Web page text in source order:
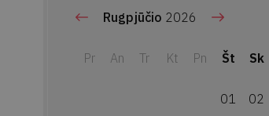
Rugpjūčio 2026
Pr An Tr Kt Pn Št Sk
01 02